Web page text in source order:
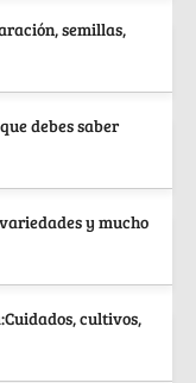
semillas,
debes saber
y mucho
cultivos,